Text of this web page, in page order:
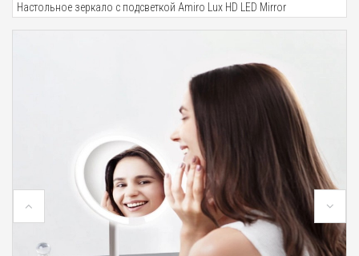
Настольное зеркало с подсветкой Amiro Lux HD LED Mirror